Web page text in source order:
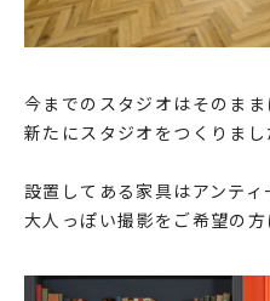
今までのスタジオはそのまま
新たにスタジオをつくりまし
設置してある家具はアンティ
大人っぽい撮影をご希望の方